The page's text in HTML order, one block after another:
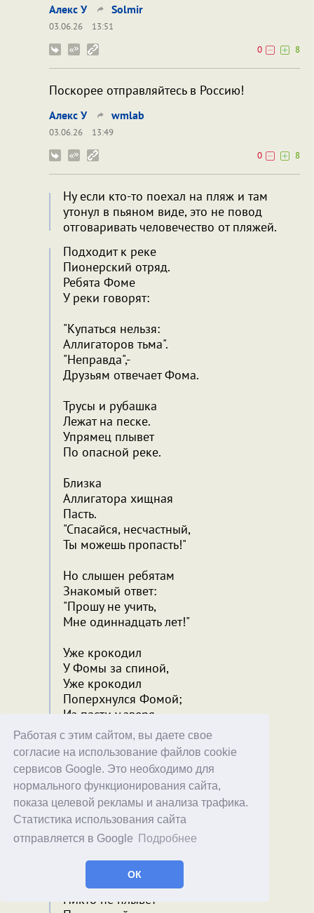
Работая с этим сайтом, вы даете свое
согласие на использование файлов cookie
сервисов Google. Это необходимо для
нормального функционирования сайта,
показа целевой рекламы и анализа трафика.
Статистика использования сайта
отправляется в Google
Подробнее
ОК
Алекс У Solmir
03.06.26
13:51
0
8
Поскорее отправляйтесь в Россию!
Алекс У wmlab
03.06.26
13:49
0
8
Ну если кто-то поехал на пляж и там
утонул в пьяном виде, это не повод
отговаривать человечество от пляжей.
Подходит к реке
Пионерский отряд.
Ребята Фоме
У реки говорят:
"Купаться нельзя:
Аллигаторов тьма".
"Неправда",-
Друзьям отвечает Фома.
Трусы и рубашка
Лежат на песке.
Упрямец плывет
По опасной реке.
Близка
Аллигатора хищная
Пасть.
"Спасайся, несчастный,
Ты можешь пропасть!"
Но слышен ребятам
Знакомый ответ:
"Прошу не учить,
Мне одиннадцать лет!"
Уже крокодил
У Фомы за спиной,
Уже крокодил
Поперхнулся Фомой;
Из пасти у зверя
Торчит голова.
Ветер доносит слова:
"Непра...
Я не ве..."
Аллигатор вздохнул
И, сытый,
В зеленую воду нырнул.
Трусы и рубашка
Лежат на песке.
Никто не плывет